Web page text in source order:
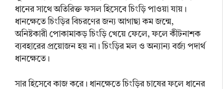
ধানের সাথে অতিরিক্ত ফসল হিসেবে চিংড়ি পাওয়া যায়।
ধানক্ষেতে চিংড়ির বিচরণের জন্য আগাছা কম জন্মে,
অনিষ্টকারী পোকামাকড় চিংড়ি খেয়ে ফেলে, ফলে কীটনাশক
ব্যবহারের প্রয়োজন হয় না। চিংড়ির মল ও অন্যান্য বর্জ্য পদার্থ
ধানক্ষেতে।
সার হিসেবে কাজ করে। ধানক্ষেতে চিংড়ির চাষের ফলে ধানের